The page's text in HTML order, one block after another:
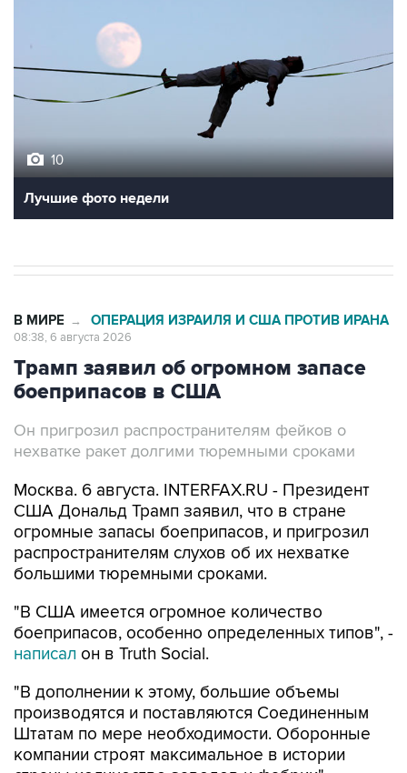
10
Лучшие фото недели
В МИРЕ → ОПЕРАЦИЯ ИЗРАИЛЯ И США ПРОТИВ ИРАНА
08:38, 6 августа 2026
Трамп заявил об огромном запасе
боеприпасов в США
Он пригрозил распространителям фейков о
нехватке ракет долгими тюремными сроками
Москва. 6 августа. INTERFAX.RU - Президент
США Дональд Трамп заявил, что в стране
огромные запасы боеприпасов, и пригрозил
распространителям слухов об их нехватке
большими тюремными сроками.
"В США имеется огромное количество
боеприпасов, особенно определенных типов", -
написал он в Truth Social.
"В дополнении к этому, большие объемы
производятся и поставляются Соединенным
Штатам по мере необходимости. Оборонные
компании строят максимальное в истории